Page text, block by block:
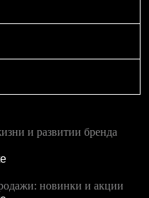
и развитии бренда
новинки и акции